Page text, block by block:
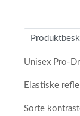
of
Unisex Pro-
Elastiske
Sorte